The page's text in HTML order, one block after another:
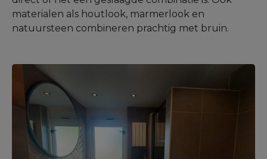
materialen als houtlook, marmerlook en
natuursteen combineren prachtig met bruin.